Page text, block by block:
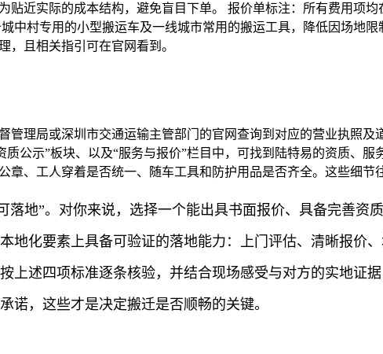
贴近实际的成本结构，避免盲目下单。 报价单标注：所有费用项
中村专用的小型搬运车及一线城市常用的搬运工具，降低因场地
，且相关指引可在官网看到。
管理局或深圳市交通运输主管部门的官网查询到对应的营业执照
公示”板块、以及“服务与报价”栏目中，可找到陆特易的资质、
、工人穿着是否统一、随车工具和防护用品是否齐全。这些细节
地”。对你来说，选择一个能出具书面报价、具备完善资
地化要素上具备可验证的落地能力：上门评估、清晰报价
上述四项标准逐条核验，并结合现场感受与对方的实地证
诺，这些才是决定搬迁是否顺畅的关键。